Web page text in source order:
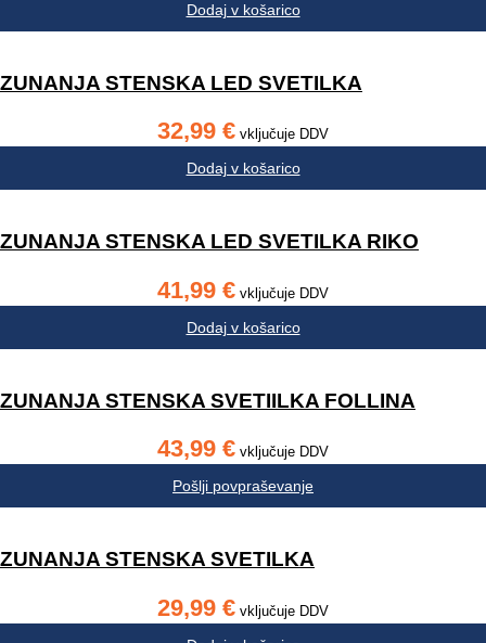
Dodaj v košarico
ZUNANJA STENSKA LED SVETILKA
32,99 € vključuje DDV
Dodaj v košarico
ZUNANJA STENSKA LED SVETILKA RIKO
41,99 € vključuje DDV
Dodaj v košarico
ZUNANJA STENSKA SVETIILKA FOLLINA
43,99 € vključuje DDV
Pošlji povpraševanje
ZUNANJA STENSKA SVETILKA
29,99 € vključuje DDV